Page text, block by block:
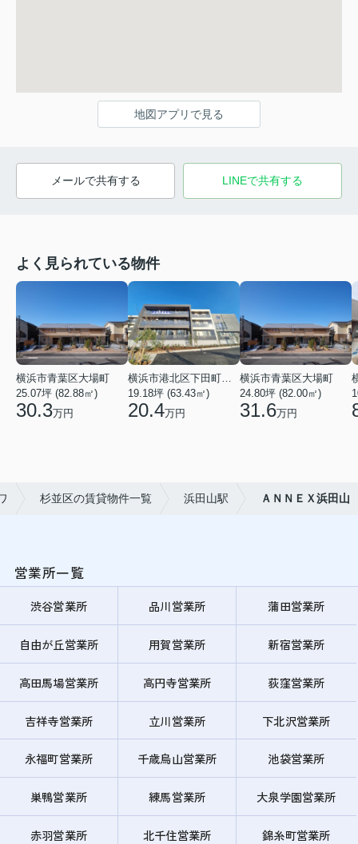
地図アプリで見る
メールで共有する LINEで共有する
よく見られている物件
横浜市青葉区大場町
25.07坪 (82.88㎡)
30.3万円
19.18坪 (63.43㎡)
20.4万円
横浜市青葉区大場町
24.80坪 (82.00㎡)
31.6万円
杉並区の賃貸物件一覧 浜田山駅 ＡＮＮＥＸ浜田山
営業所一覧
渋谷営業所 品川営業所 蒲田営業所
自由が丘営業所 用賀営業所 新宿営業所
高田馬場営業所 高円寺営業所 荻窪営業所
吉祥寺営業所 立川営業所 下北沢営業所
永福町営業所 千歳烏山営業所 池袋営業所
巣鴨営業所 練馬営業所 大泉学園営業所
赤羽営業所 北千住営業所 錦糸町営業所